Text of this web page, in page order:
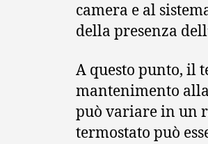
camera e al
della presenza
A questo punto, il
mantenimento
può variare in un
termostato può